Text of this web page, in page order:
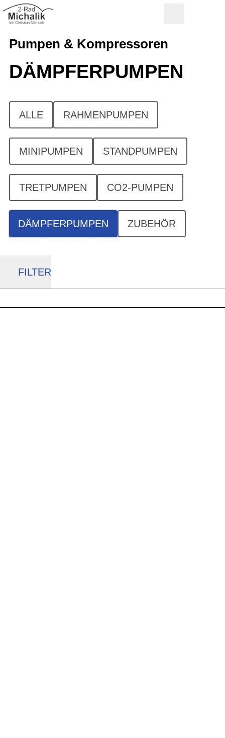
Pumpen & Kompressoren
DÄMPFERPUMPEN
ALLE RAHMENPUMPEN
MINIPUMPEN STANDPUMPEN
TRETPUMPEN CO2-PUMPEN
DÄMPFERPUMPEN ZUBEHÖR
FILTER